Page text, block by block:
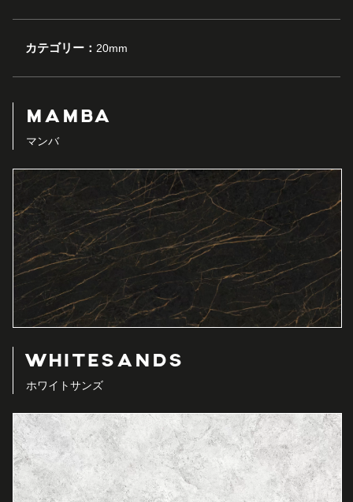
カテゴリー： 20mm
MAMBA
マンバ
WHITESANDS
ホワイトサンズ